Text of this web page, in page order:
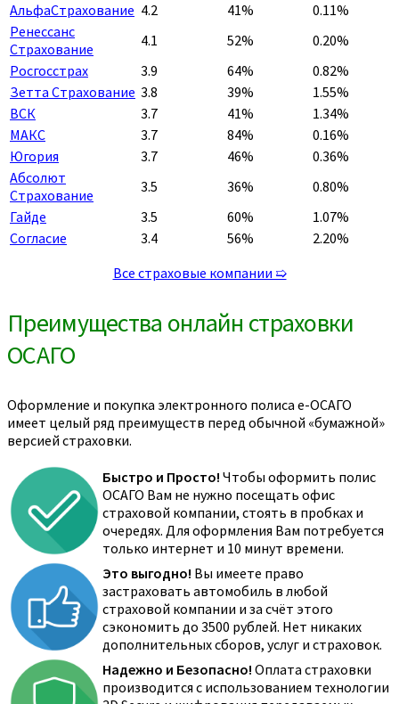
АльфаСтрахование 4.2 41%
0.11%
Ренессанс
Страхование
4.1 52%
0.20%
Росгосстрах
3.9 64%
0.82%
Зетта Страхование 3.8 39%
1.55%
ВСК
3.7 41%
1.34%
МАКС
3.7 84%
0.16%
Югория
3.7 46%
0.36%
Абсолют
Страхование
3.5 36%
0.80%
Гайде
3.5 60%
1.07%
Согласие
3.4 56%
2.20%
Все страховые компании ➯
Преимущества онлайн страховки
ОСАГО
Оформление и покупка электронного полиса е-ОСАГО
имеет целый ряд преимуществ перед обычной «бумажной»
версией страховки.
Быстро и Просто! Чтобы оформить полис
ОСАГО Вам не нужно посещать офис
страховой компании, стоять в пробках и
очередях. Для оформления Вам потребуется
только интернет и 10 минут времени.
Это выгодно! Вы имеете право
застраховать автомобиль в любой
страховой компании и за счёт этого
сэкономить до 3500 рублей. Нет никаких
дополнительных сборов, услуг и страховок.
Надежно и Безопасно! Оплата страховки
производится с использованием технологии